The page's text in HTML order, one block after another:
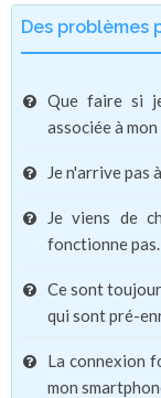
Des problèmes
Que faire si
associée à
Je n'arrive pas
Je viens de
fonctionne pas.
Ce sont
qui sont pré-
La connexion
mon